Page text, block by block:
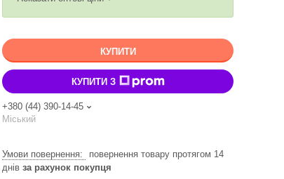
КУПИТИ
КУПИТИ З
+380 (44) 390-14-45
Міський
повернення товару протягом 14
днів за рахунок покупця